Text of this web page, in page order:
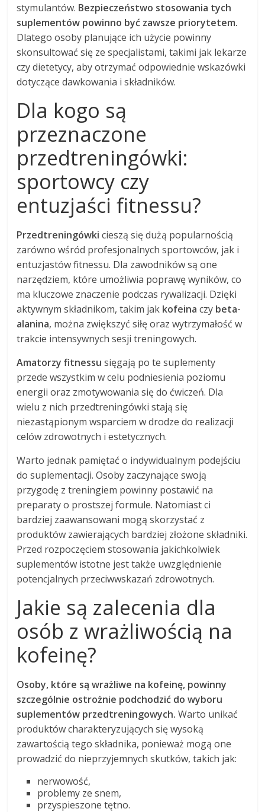
stymulantów. Bezpieczeństwo stosowania tych
suplementów powinno być zawsze priorytetem.
Dlatego osoby planujące ich użycie powinny
skonsultować się ze specjalistami, takimi jak lekarze
czy dietetycy, aby otrzymać odpowiednie wskazówki
dotyczące dawkowania i składników.
Dla kogo są
przeznaczone
przedtreningówki:
sportowcy czy
entuzjaści fitnessu?
Przedtreningówki cieszą się dużą popularnością
zarówno wśród profesjonalnych sportowców, jak i
entuzjastów fitnessu. Dla zawodników są one
narzędziem, które umożliwia poprawę wyników, co
ma kluczowe znaczenie podczas rywalizacji. Dzięki
aktywnym składnikom, takim jak kofeina czy beta-
alanina, można zwiększyć siłę oraz wytrzymałość w
trakcie intensywnych sesji treningowych.
Amatorzy fitnessu sięgają po te suplementy
przede wszystkim w celu podniesienia poziomu
energii oraz zmotywowania się do ćwiczeń. Dla
wielu z nich przedtreningówki stają się
niezastąpionym wsparciem w drodze do realizacji
celów zdrowotnych i estetycznych.
Warto jednak pamiętać o indywidualnym podejściu
do suplementacji. Osoby zaczynające swoją
przygodę z treningiem powinny postawić na
preparaty o prostszej formule. Natomiast ci
bardziej zaawansowani mogą skorzystać z
produktów zawierających bardziej złożone składniki.
Przed rozpoczęciem stosowania jakichkolwiek
suplementów istotne jest także uwzględnienie
potencjalnych przeciwwskazań zdrowotnych.
Jakie są zalecenia dla
osób z wrażliwością na
kofeinę?
Osoby, które są wrażliwe na kofeinę, powinny
szczególnie ostrożnie podchodzić do wyboru
suplementów przedtreningowych. Warto unikać
produktów charakteryzujących się wysoką
zawartością tego składnika, ponieważ mogą one
prowadzić do nieprzyjemnych skutków, takich jak:
nerwowość,
problemy ze snem,
przyspieszone tętno.